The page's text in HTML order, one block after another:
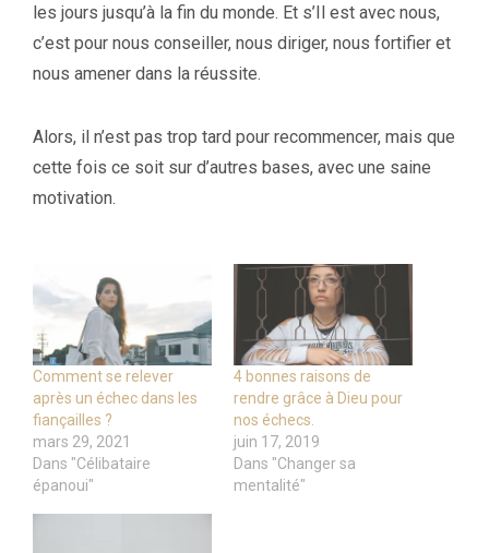
les jours jusqu’à la fin du monde. Et s’Il est avec nous,
c’est pour nous conseiller, nous diriger, nous fortifier et
nous amener dans la réussite.
Alors, il n’est pas trop tard pour recommencer, mais que
cette fois ce soit sur d’autres bases, avec une saine
motivation.
Comment se relever
après un échec dans les
fiançailles ?
mars 29, 2021
Dans "Célibataire
épanoui"
4 bonnes raisons de
rendre grâce à Dieu pour
nos échecs.
juin 17, 2019
Dans "Changer sa
mentalité"